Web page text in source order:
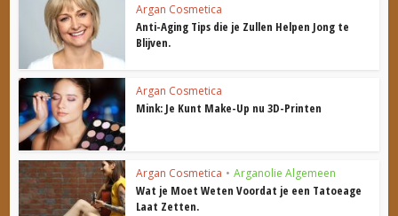
Argan Cosmetica
Anti-Aging Tips die je Zullen Helpen Jong te
Blijven.
Argan Cosmetica
Mink: Je Kunt Make-Up nu 3D-Printen
Argan Cosmetica • Arganolie Algemeen
Wat je Moet Weten Voordat je een Tatoeage
Laat Zetten.